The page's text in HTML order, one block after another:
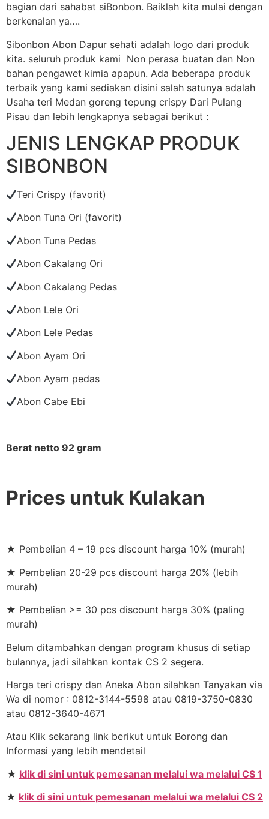
bagian dari sahabat siBonbon. Baiklah kita mulai dengan
berkenalan ya….
Sibonbon Abon Dapur sehati adalah logo dari produk
kita. seluruh produk kami Non perasa buatan dan Non
bahan pengawet kimia apapun. Ada beberapa produk
terbaik yang kami sediakan disini salah satunya adalah
Usaha teri Medan goreng tepung crispy Dari Pulang
Pisau dan lebih lengkapnya sebagai berikut :
JENIS LENGKAP PRODUK
SIBONBON
Teri Crispy (favorit)
Abon Tuna Ori (favorit)
Abon Tuna Pedas
Abon Cakalang Ori
Abon Cakalang Pedas
Abon Lele Ori
Abon Lele Pedas
Abon Ayam Ori
Abon Ayam pedas
Abon Cabe Ebi
Berat netto 92 gram
Prices untuk Kulakan
★ Pembelian 4 – 19 pcs discount harga 10% (murah)
★ Pembelian 20-29 pcs discount harga 20% (lebih
murah)
★ Pembelian >= 30 pcs discount harga 30% (paling
murah)
Belum ditambahkan dengan program khusus di setiap
bulannya, jadi silahkan kontak CS 2 segera.
Harga teri crispy dan Aneka Abon silahkan Tanyakan via
Wa di nomor : 0812-3144-5598 atau 0819-3750-0830
atau 0812-3640-4671
Atau Klik sekarang link berikut untuk Borong dan
Informasi yang lebih mendetail
★ klik di sini untuk pemesanan melalui wa melalui CS 1
★ klik di sini untuk pemesanan melalui wa melalui CS 2